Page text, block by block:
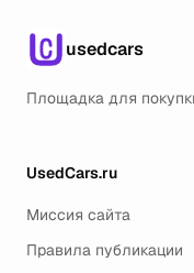
usedcars
Площадка для
UsedCars.ru
Миссия сайта
Правила публикации